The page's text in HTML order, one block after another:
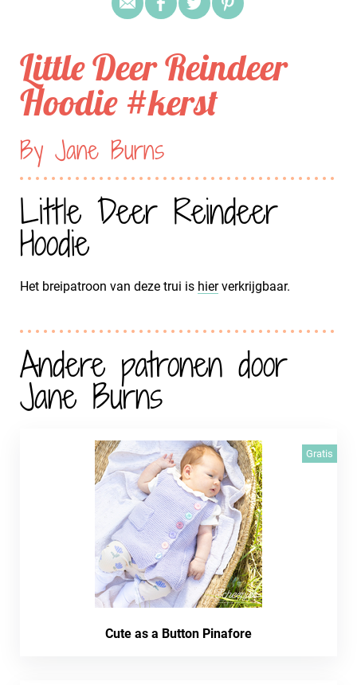
Little Deer Reindeer
Hoodie #kerst
By Jane Burns
Little Deer Reindeer
Hoodie
Het breipatroon van deze trui is hierverkrijgbaar.
Andere patronen door
Jane Burns
Gratis
Cute as a Button Pinafore